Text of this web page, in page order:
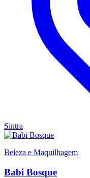
Sintra
Beleza e Maquilhagem
Babi Bosque